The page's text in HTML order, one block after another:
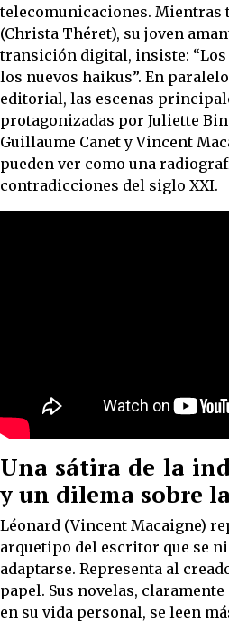
telecomunicaciones. Mientras
(Christa Théret), su joven
transición digital, insiste: “Los
los nuevos haikus”. En
editorial, las escenas
protagonizadas por Juliette
Guillaume Canet y Vincent
pueden ver como una
contradicciones del siglo XXI.
Una sátira de la
y un dilema sobre
Léonard (Vincent Macaigne)
arquetipo del escritor que se
adaptarse. Representa al
papel. Sus novelas,
en su vida personal, se leen